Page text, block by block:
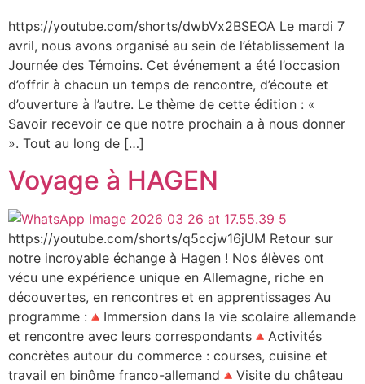
https://youtube.com/shorts/dwbVx2BSEOA Le mardi 7
avril, nous avons organisé au sein de l’établissement la
Journée des Témoins. Cet événement a été l’occasion
d’offrir à chacun un temps de rencontre, d’écoute et
d’ouverture à l’autre. Le thème de cette édition : «
Savoir recevoir ce que notre prochain a à nous donner
». Tout au long de […]
Voyage à HAGEN
https://youtube.com/shorts/q5ccjw16jUM Retour sur
notre incroyable échange à Hagen ! Nos élèves ont
vécu une expérience unique en Allemagne, riche en
découvertes, en rencontres et en apprentissages Au
programme :🔺Immersion dans la vie scolaire allemande
et rencontre avec leurs correspondants🔺Activités
concrètes autour du commerce : courses, cuisine et
travail en binôme franco-allemand🔺Visite du château